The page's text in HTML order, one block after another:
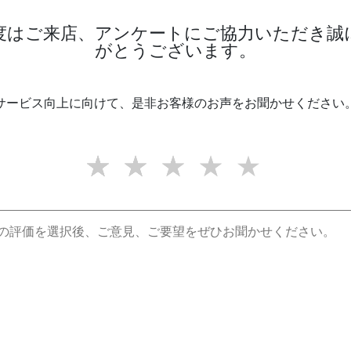
はご来店、アンケートにご協力いただき誠
がとうございます。
ービス向上に向けて、是非お客様のお声をお聞かせください。
★★★★★
★★★★
★★★
★★
★